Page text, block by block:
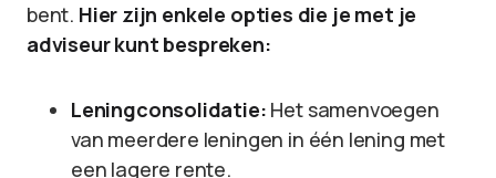
bent. Hier zijn enkele opties die je met je
adviseur kunt bespreken:
Leningconsolidatie: Het samenvoegen
van meerdere leningen in één lening met
een lagere rente.